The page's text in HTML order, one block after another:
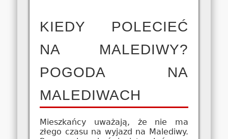
KIEDY POLECIEĆ
NA MALEDIWY?
POGODA NA
MALEDIWACH
Mieszkańcy uważają, że nie ma
złego czasu na wyjazd na Malediwy.